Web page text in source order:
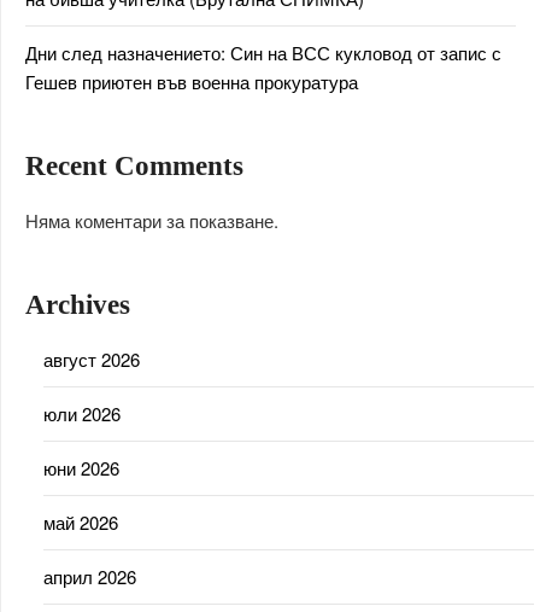
Дни след назначението: Син на ВСС кукловод от запис с
Гешев приютен във военна прокуратура
Recent Comments
Няма коментари за показване.
Archives
август 2026
юли 2026
юни 2026
май 2026
април 2026